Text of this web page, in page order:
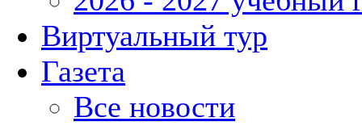
Виртуальный тур
Газета
Все новости